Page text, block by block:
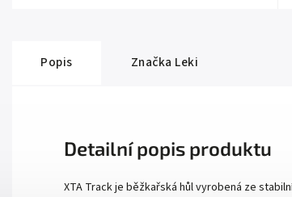
Popis Značka Leki
Detailní popis produktu
XTA Track je běžkařská hůl vyrobená ze